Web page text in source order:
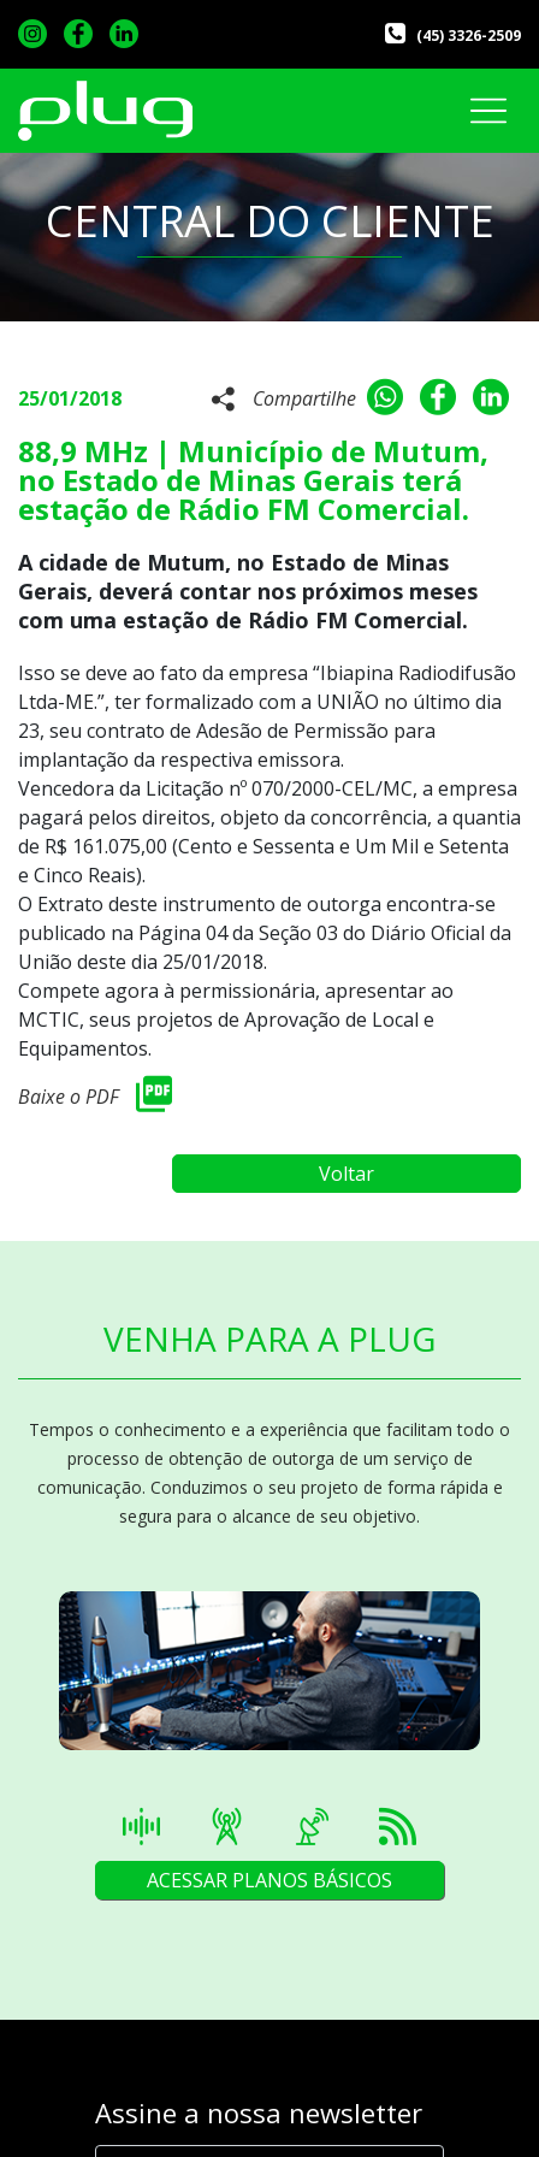
(45) 3326-2509
CENTRAL DO CLIENTE
25/01/2018 Compartilhe
88,9 MHz | Município de Mutum,
no Estado de Minas Gerais terá
estação de Rádio FM Comercial.
A cidade de Mutum, no Estado de Minas
Gerais, deverá contar nos próximos meses
com uma estação de Rádio FM Comercial.
Isso se deve ao fato da empresa “Ibiapina Radiodifusão
Ltda-ME.”, ter formalizado com a UNIÃO no último dia
23, seu contrato de Adesão de Permissão para
implantação da respectiva emissora.
Vencedora da Licitação nº 070/2000-CEL/MC, a empresa
pagará pelos direitos, objeto da concorrência, a quantia
de R$ 161.075,00 (Cento e Sessenta e Um Mil e Setenta
e Cinco Reais).
O Extrato deste instrumento de outorga encontra-se
publicado na Página 04 da Seção 03 do Diário Oficial da
União deste dia 25/01/2018.
Compete agora à permissionária, apresentar ao
MCTIC, seus projetos de Aprovação de Local e
Equipamentos.
Baixe o PDF
Voltar
VENHA PARA A PLUG
Tempos o conhecimento e a experiência que facilitam todo o
processo de obtenção de outorga de um serviço de
comunicação. Conduzimos o seu projeto de forma rápida e
segura para o alcance de seu objetivo.
ACESSAR PLANOS BÁSICOS
Assine a nossa newsletter